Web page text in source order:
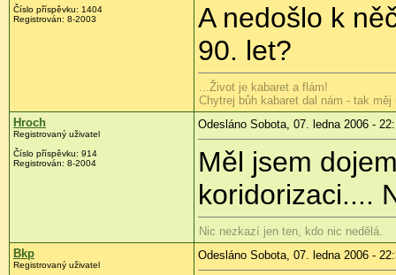
Číslo příspěvku: 1404
Registrován: 8-2003
A nedošlo k
90. let?
...Život je kabaret a flám!
Chytrej bůh kabaret dal nám - tak
Hroch
Registrovaný uživatel
Číslo příspěvku: 914
Registrován: 8-2004
Odesláno Sobota, 07. ledna 2006 -
Měl jsem
koridorizaci....
Nic nezkazí jen ten, kdo nic nedělá.
Bkp
Registrovaný uživatel
Odesláno Sobota, 07. ledna 2006 -